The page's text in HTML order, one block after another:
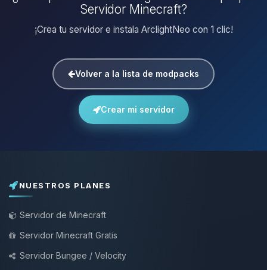
Servidor Minecraft?
¡Crea tu servidor e instala ArclightNeo con 1 clic!
Volver a la lista de modpacks
Crear mi servidor
NUESTROS PLANES
Servidor de Minecraft
Servidor Minecraft Gratis
Servidor Bungee / Velocity